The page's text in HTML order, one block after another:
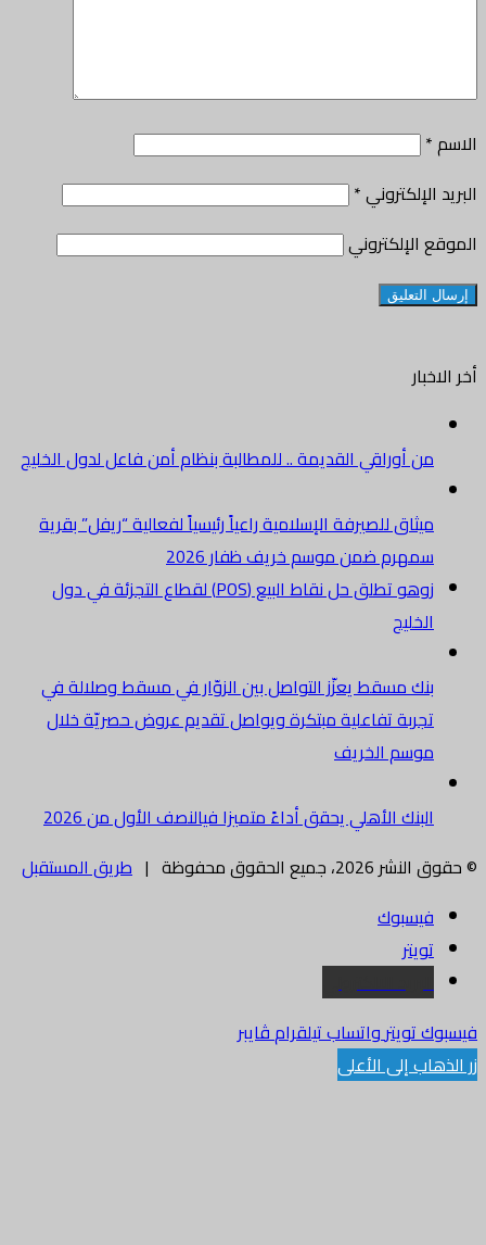
الاسم*
البريد الإلكتروني*
الموقع الإلكتروني
أخر الاخبار
من أوراقي القديمة .. للمطالبة بنظام أمن فاعل لدول الخليج
ميثاق للصيرفة الإسلامية راعياً رئيسياً لفعالية “ريفل” بقرية
سمهرم ضمن موسم خريف ظفار 2026
زوهو تطلق حل نقاط البيع (POS) لقطاع التجزئة في دول
الخليج
بنك مسقط يعزّز التواصل بين الزوّار في مسقط وصلالة في
تجربة تفاعلية مبتكرة ويواصل تقديم عروض حصريّة خلال
موسم الخريف
البنك الأهلي يحقق أداءً متميزا فيالنصف الأول من 2026
© حقوق النشر 2026، جميع الحقوق محفوظة |
طريق المستقبل
فيسبوك
تويتر
البريد الالكتروني
فيسبوكتويتر واتسابتيلقرامڤايبر
زر الذهاب إلى الأعلى